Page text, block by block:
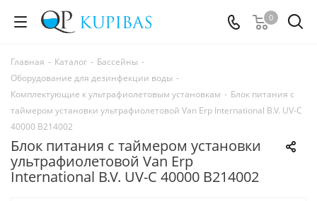
0
Главная - Каталог - Бассейны -
Оборудование для дезинфекции воды -
Комплектующие к ультрафиолетовым установкам - Блок питания с
таймером установки ультрафиолетовой Van Erp International B.V. UV-C
40000 В214002
Блок питания с таймером установки
ультрафиолетовой Van Erp
International B.V. UV-C 40000 В214002